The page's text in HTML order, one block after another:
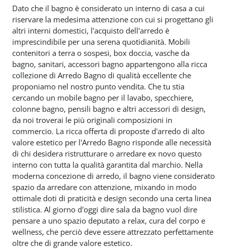
Dato che il bagno è considerato un interno di casa a cui
riservare la medesima attenzione con cui si progettano gli
altri interni domestici, l'acquisto dell'arredo è
imprescindibile per una serena quotidianità. Mobili
contenitori a terra o sospesi, box doccia, vasche da
bagno, sanitari, accessori bagno appartengono alla ricca
collezione di Arredo Bagno di qualità eccellente che
proponiamo nel nostro punto vendita. Che tu stia
cercando un mobile bagno per il lavabo, specchiere,
colonne bagno, pensili bagno e altri accessori di design,
da noi troverai le più originali composizioni in
commercio. La ricca offerta di proposte d'arredo di alto
valore estetico per l’Arredo Bagno risponde alle necessità
di chi desidera ristrutturare o arredare ex novo questo
interno con tutta la qualità garantita dal marchio. Nella
moderna concezione di arredo, il bagno viene considerato
spazio da arredare con attenzione, mixando in modo
ottimale doti di praticità e design secondo una certa linea
stilistica. Al giorno d'oggi dire sala da bagno vuol dire
pensare a uno spazio deputato a relax, cura del corpo e
wellness, che perciò deve essere attrezzato perfettamente
oltre che di grande valore estetico.